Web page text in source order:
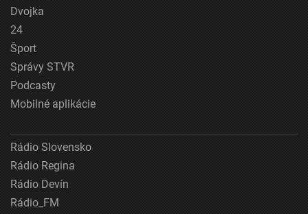
Dvojka
24
Šport
Správy STVR
Podcasty
Mobilné aplikácie
Rádio Slovensko
Rádio Regina
Rádio Devín
Rádio_FM